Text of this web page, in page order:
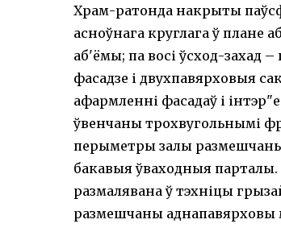
Храм-ратонда накрыты
асноўнага круглага ў плане
аб'ёмы; па восі ўсход-захад
фасадзе і двухпавярховыя
афармленні фасадаў і
ўвенчаны трохвугольнымі
перыметры залы
бакавыя ўваходныя
размалявана ў тэхніцы
размешчаны аднапавярховы